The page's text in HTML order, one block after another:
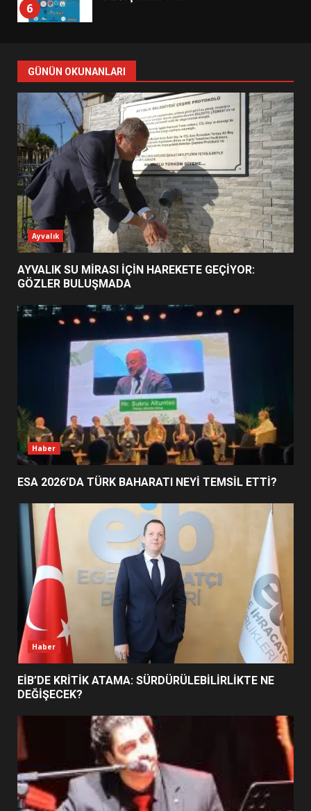
6
7
YENİ YÖNETİM NASIL
ŞEKİLLENDİ?
1
AYVALIK SU MİRASI İÇİN
HAREKETE GEÇİYOR: GÖZLER
BULUŞMADA
2
ESA 2026’DA TÜRK BAHARATI
NEYİ TEMSİL ETTİ?
EİB’DE KRİTİK ATAMA:
SÜRDÜRÜLEBİLİRLİKTE NE
DEĞİŞECEK?
4
EDREMİT’İN GURURU TÜRKİYE
FİNALİNDE NE BAŞARDI?
5
UZATILDI: NE DEĞİŞTİ?
6
BURHANİYE SATRANÇ
TURNUVASI KAYITLARI NEYİ
DEĞİŞTİRİYOR?
BURHANİYE BELEDİYESPOR’DA
YENİ YÖNETİM NASIL
GÜNÜN OKUNANLARI
Ayvalık
AYVALIK SU MİRASI İÇİN HAREKETE GEÇİYOR:
GÖZLER BULUŞMADA
Haber
ESA 2026’DA TÜRK BAHARATI NEYİ TEMSİL ETTİ?
Haber
EİB’DE KRİTİK ATAMA: SÜRDÜRÜLEBİLİRLİKTE NE
DEĞİŞECEK?